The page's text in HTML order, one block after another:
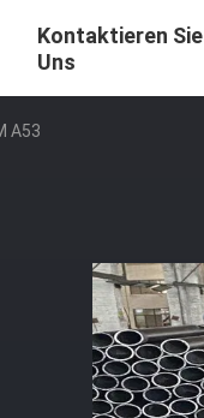
Kontaktieren Sie
Uns
A53